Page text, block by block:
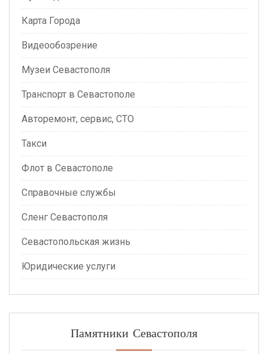
Карта Города
Видеообозрение
Музеи Севастополя
Транспорт в Севастополе
Авторемонт, сервис, СТО
Такси
Флот в Севастополе
Справочные службы
Сленг Севастополя
Севастопольская жизнь
Юридические услуги
Памятники Севастополя